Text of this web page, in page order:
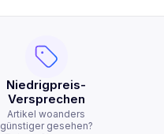
Niedrigpreis-
Versprechen
Artikel woanders
günstiger gesehen?